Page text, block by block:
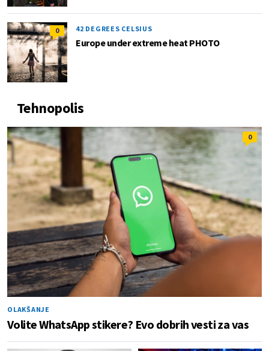
0 42 DEGREES CELSIUS
Europe under extreme heat PHOTO
Tehnopolis
0
OLAKŠANJE
Volite WhatsApp stikere? Evo dobrih vesti za vas